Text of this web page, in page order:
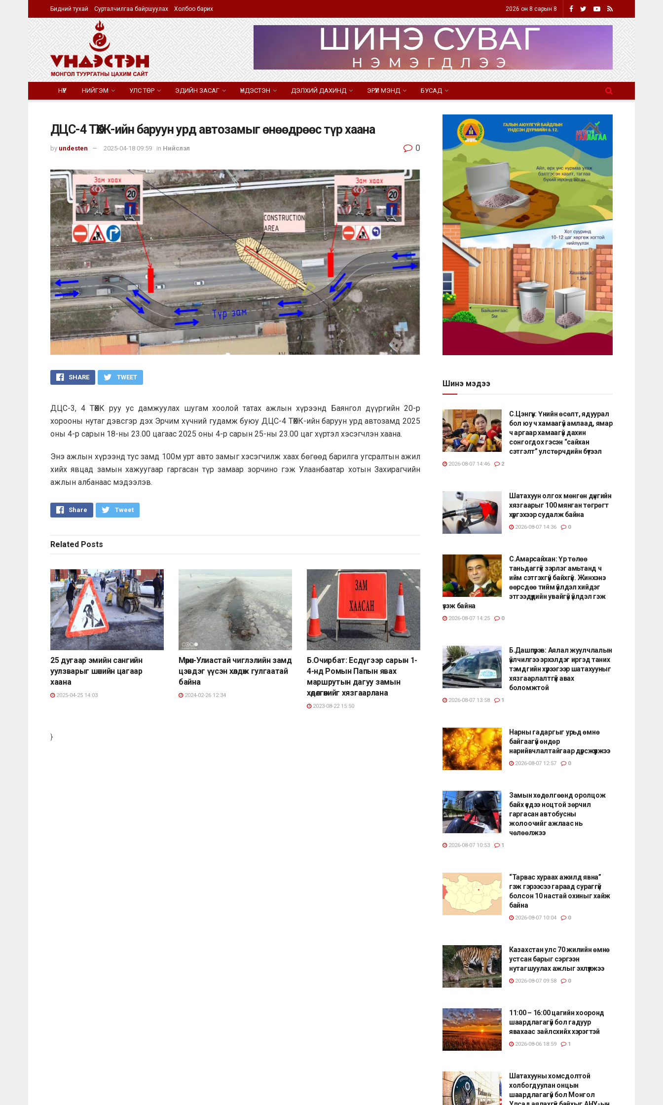
Бидний тухай Сурталчилгаа байршуулах Холбоо барих 2026 он 8 сарын 8
НҮҮР НИЙГЭМ УЛС ТӨР ЭДИЙН ЗАСАГ ҮНДЭСТЭН ДЭЛХИЙ ДАХИНД ЭРҮҮЛ МЭНД БУСАД
ДЦС-4 ТӨХК-ийн баруун урд автозамыг өнөөдрөөс түр хаана
by undesten 2025-04-18 09:59 in Нийслэл 0
SHARE TWEET
ДЦС-3, 4 ТӨХК руу ус дамжуулах шугам хоолой татах ажлын хүрээнд Баянгол дүүргийн 20-р
хорооны нутаг дэвсгэр дэх Эрчим хүчний гудамж буюу ДЦС-4 ТӨХК-ийн баруун урд автозамд 2025
оны 4-р сарын 18-ны 23.00 цагаас 2025 оны 4-р сарын 25-ны 23.00 цаг хүртэл хэсэгчлэн хаана.
Энэ ажлын хүрээнд тус замд 100м урт авто замыг хэсэгчилж хаах бөгөөд барилга угсралтын ажил
хийх явцад замын хажуугаар гаргасан түр замаар зорчино гэж Улаанбаатар хотын Захирагчийн
ажлын албанаас мэдээлэв.
Share Tweet
Related Posts
25 дугаар эмийн сангийн
уулзварыг шөнийн цагаар
хаана
2025-04-25 14:03
Мөрөн-Улиастай чиглэлийн замд
цэвдэг үүсэн хөлдөж гулгаатай
байна
2024-02-26 12:34
Б.Очирбат: Есдүгээр сарын 1-
4-нд Ромын Папын явах
маршрутын дагуу замын
хөдөлгөөнийг хязгаарлана
2023-08-22 15:50
}
Шинэ мэдээ
С.Цэнгүүн: Үнийн өсөлт, ядуурал
бол юу ч хамаагүй амлаад, ямар
ч аргаар хамаагүй дахин
сонгогдох гэсэн “сайхан
сэтгэлт” улстөрчдийн бүтээл
2026-08-07 14:46 2
Шатахуун олгох мөнгөн дүнгийн
хязгаарыг 100 мянган төгрөгт
хүргэхээр судалж байна
2026-08-07 14:36 0
С.Амарсайхан: Үр төлөө
таньдаггүй зэрлэг амьтанд ч
ийм сэтгэхгүй байхгүй. Жинхэнэ
өөрсдөө тийм үйлдэл хийдэг
этгээдүүдийн увайгүй үйлдэл гэж
үзэж байна
2026-08-07 14:25 0
Б.Дашпүрэв: Аялал жуулчлалын
үйлчилгээ эрхэлдэг иргэд таних
тэмдгийн хүрээгээр шатахууныг
хязгаарлалтгүй авах
боломжтой
2026-08-07 13:58 1
Нарны гадаргыг урьд өмнө
байгаагүй өндөр
нарийвчлалтайгаар дүрсжүүлжээ
2026-08-07 12:57 0
Замын хөдөлгөөнд оролцож
байх үедээ ноцтой зөрчил
гаргасан автобусны
жолоочийг ажлаас нь
чөлөөлжээ
2026-08-07 10:53 1
“Тарвас хураах ажилд явна”
гэж гэрээсээ гараад сураггүй
болсон 10 настай охиныг хайж
байна
2026-08-07 10:04 0
Казахстан улс 70 жилийн өмнө
устсан барыг сэргээн
нутагшуулах ажлыг эхлүүлжээ
2026-08-07 09:58 0
11:00 – 16:00 цагийн хооронд
шаардлагагүй бол гадуур
явахаас зайлсхийх хэрэгтэй
2026-08-06 18:59 1
Шатахууны хомсдолтой
холбогдуулан онцын
шаардлагагүй бол Монгол